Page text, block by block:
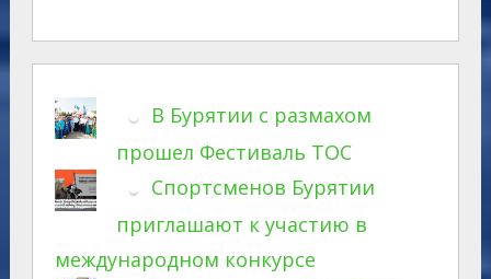
В Бурятии с размахом
прошел Фестиваль ТОС
Спортсменов Бурятии
приглашают к участию в
международном конкурсе